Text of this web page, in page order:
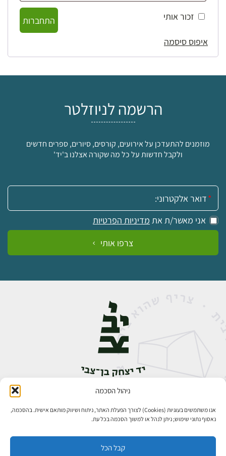
ניהול הסכמה
אנו משתמשים בעוגיות (Cookies) לצורך הפעלת האתר, ניתוח ושיווק מותאם אישית. בהסכמה,
נאסוף נתוני שימוש; ניתן לנהל או למשוך הסכמה בכל עת.
קבל הכל
זכור אותי
התחברות
איפוס סיסמה
הרשמה לניוזלטר
מוזמנים להתעדכן על אירועים, קורסים, סיורים, ספרים חדשים
ולקבל חדשות על כל מה שקורה אצלנו ב'יד'
אימייל:
אני מאשר/ת את מדיניות הפרטיות
צרפו אותי
אבן גבירול 14, רחביה, ירושלים